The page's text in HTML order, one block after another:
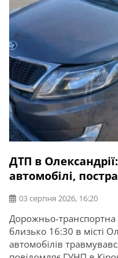
ДТП в
автомобілі,
03 серпня 2026, 16:20
Дорожньо-транспортна
близько 16:30 в місті
автомобілів